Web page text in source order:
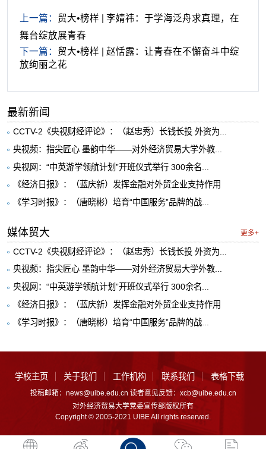
上一篇： 贸大•榜样 | 李婧祎：于学海泛舟求真理，在
舞台绽放展青春
下一篇： 贸大•榜样 | 赵恬露：让青春在不懈奋斗中绽
放绚丽之花
最新新闻
CCTV-2《央视财经评论》：（赵忠秀）长钱长投 外资为...
央视频：指尖匠心 墨韵中华——对外经济贸易大学外教...
央视网：“中英游学领航计划”开班仪式举行 300余名...
《经济日报》：（蓝庆新）发挥金融对外贸企业支持作用
《学习时报》：（唐晓彬）培育“中国服务”品牌的战...
媒体贸大 更多+
CCTV-2《央视财经评论》：（赵忠秀）长钱长投 外资为...
央视频：指尖匠心 墨韵中华——对外经济贸易大学外教...
央视网：“中英游学领航计划”开班仪式举行 300余名...
《经济日报》：（蓝庆新）发挥金融对外贸企业支持作用
《学习时报》：（唐晓彬）培育“中国服务”品牌的战...
学校主页 关于我们 工作机构 联系我们 表格下载
投稿邮箱：news@uibe.edu.cn 读者意见反馈：xcb@uibe.edu.cn
对外经济贸易大学党委宣传部版权所有
Copyright © 2005-2021 UIBE All rights reserved.